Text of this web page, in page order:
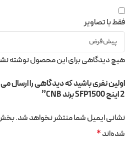
فقط با تصاویر
هیچ دیدگاهی برای این محصول نوشته
2 اینچ SFP1500 برند CNB”
نشانی ایمیل شما منتشر نخواهد شد.
شده‌اند*